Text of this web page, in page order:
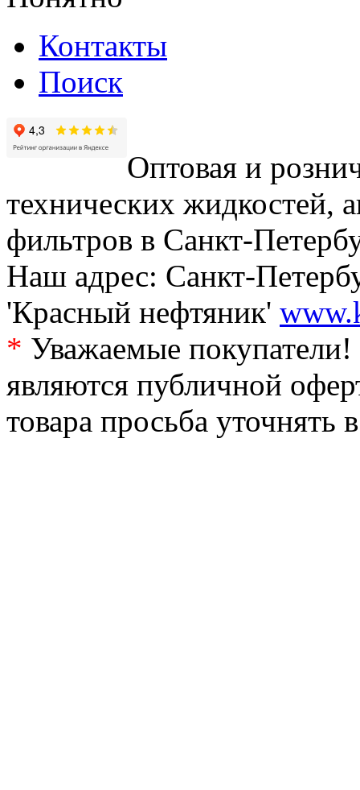
Контакты
Поиск
Оптовая и
технических жидкостей,
фильтров в Санкт-
Наш адрес: Санкт-
'Красный нефтяник'
* Уважаемые
являются публичной
товара просьба уточнять